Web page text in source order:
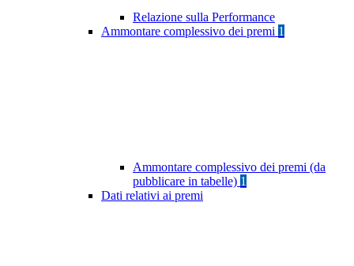
Relazione sulla Performance
Ammontare complessivo dei premi 1
Ammontare complessivo dei premi (da
pubblicare in tabelle) 1
Dati relativi ai premi